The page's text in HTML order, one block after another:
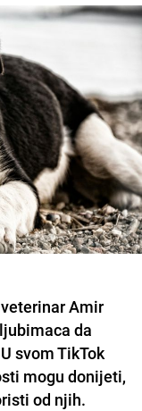
Amir
da
svom TikTok
mogu donijeti,
od njih.